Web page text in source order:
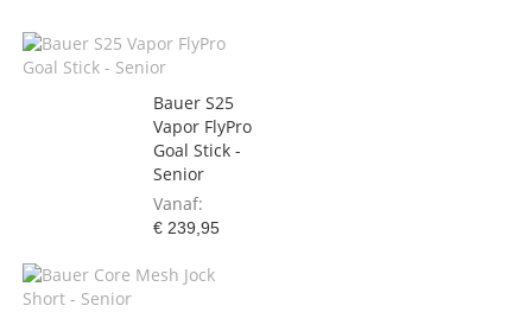
Bauer S25
Vapor FlyPro
Goal Stick -
Senior
Vanaf
€ 239,95